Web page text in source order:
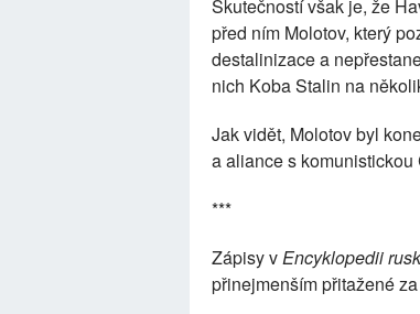
Skutečností však je, že
před ním Molotov, který
destalinizace a
nich Koba Stalin na
Jak vidět, Molotov byl
a aliance s komunistickou
***
Zápisy vEncyklopedii
přinejmenším přitažené